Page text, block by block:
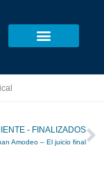
- FINALIZADOS
Amodeo – El juicio final